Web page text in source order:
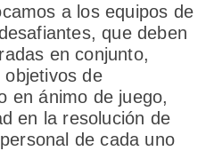
a los equipos de
que deben
en conjunto,
de
en ánimo de juego,
en la resolución de
de cada uno